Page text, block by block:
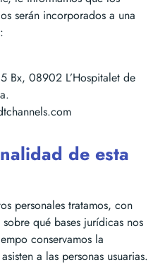
serán incorporados a una
Bx, 08902 L’Hospitalet de
de esta
personales tratamos, con
qué bases jurídicas nos
conservamos la
a las personas usuarias.